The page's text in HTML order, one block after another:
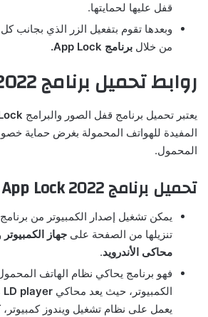
قفل عليها لحمايتها.
وبعدها تقوم بتفعيل الزر الذي بجانب
من خلال برنامج App Lock.
روابط تحميل برنامج App Lock 2022
يعتبر تحميل برنامج قفل الصور والبرامج
المفيدة للهواتف المحمولة بغرض حماية
المحمول.
تحميل برنامج App Lock 2022 للكمبيوتر
يمكن تشغيل إصدار الكمبيوتر من برنامج
تنزيلها من الصفحة على جهاز الكمبيوتر
محاكى الأندرويد.
فهو برنامج يحاكي نظام الهاتف
الكمبيوتر، حيث يعد محاكي LD player
يعمل على نظام تشغيل ويندوز